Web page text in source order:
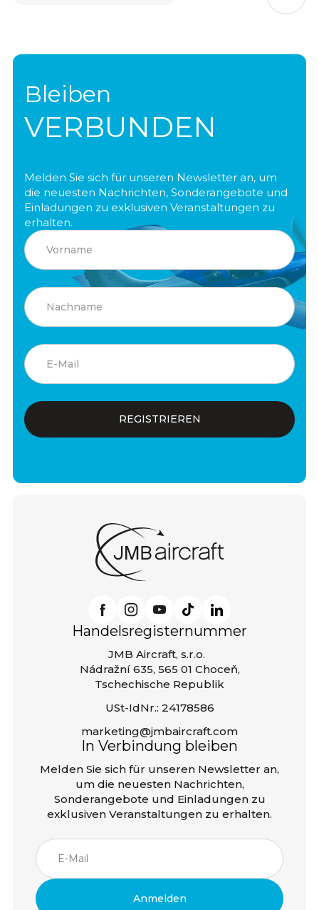
Bleiben
VERBUNDEN
Melden Sie sich für unseren Newsletter an, um
die neuesten Nachrichten, Sonderangebote und
Einladungen zu exklusiven Veranstaltungen zu
erhalten.
Handelsregisternummer
JMB Aircraft, s.r.o.
Nádražní 635, 565 01 Choceň,
Tschechische Republik
USt-IdNr.: 24178586
marketing@jmbaircraft.com
In Verbindung bleiben
Melden Sie sich für unseren Newsletter an,
um die neuesten Nachrichten,
Sonderangebote und Einladungen zu
exklusiven Veranstaltungen zu erhalten.